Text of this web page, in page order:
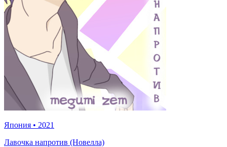
Япония • 2021
Лавочка напротив (Новелла)